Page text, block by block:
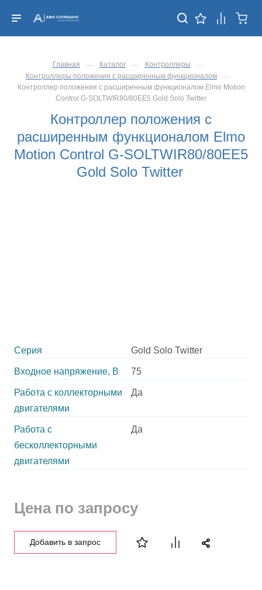
Главная — Каталог — Контроллеры —
Контроллеры положения с расширенным функционалом —
Контроллер положения с расширенным функционалом Elmo Motion
Control G-SOLTWIR80/80EE5 Gold Solo Twitter
Контроллер положения с
расширенным функционалом Elmo
Motion Control G-SOLTWIR80/80EE5
Gold Solo Twitter
Серия Gold Solo Twitter
Входное напряжение, В 75
Работа с коллекторными
двигателями
Да
Работа с
бесколлекторными
двигателями
Да
Цена по запросу
Добавить в запрос